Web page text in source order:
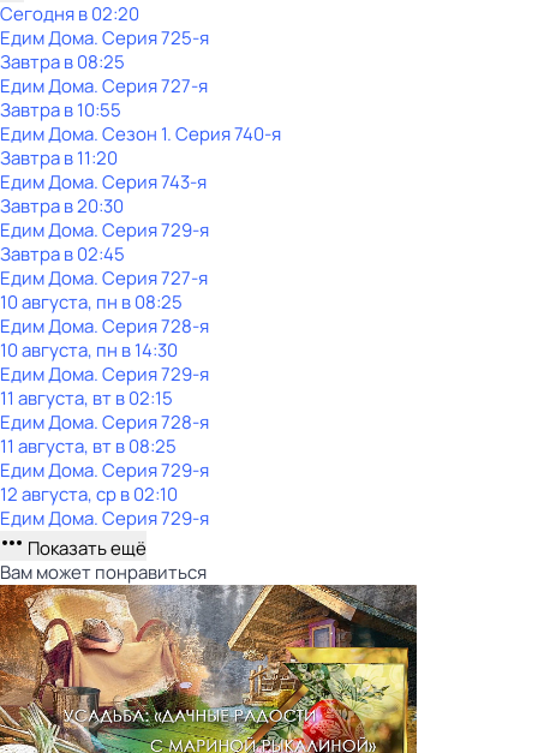
Сегодня в 02:20
Едим Дома. Серия 725-я
Завтра в 08:25
Едим Дома. Серия 727-я
Завтра в 10:55
Едим Дома. Сезон 1. Серия 740-я
Завтра в 11:20
Едим Дома. Серия 743-я
Завтра в 20:30
Едим Дома. Серия 729-я
Завтра в 02:45
Едим Дома. Серия 727-я
10 августа, пн в 08:25
Едим Дома. Серия 728-я
10 августа, пн в 14:30
Едим Дома. Серия 729-я
11 августа, вт в 02:15
Едим Дома. Серия 728-я
11 августа, вт в 08:25
Едим Дома. Серия 729-я
12 августа, ср в 02:10
Едим Дома. Серия 729-я
Показать ещё
Вам может понравиться